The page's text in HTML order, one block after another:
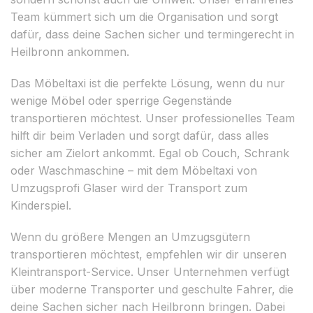
Team kümmert sich um die Organisation und sorgt
dafür, dass deine Sachen sicher und termingerecht in
Heilbronn ankommen.
Das Möbeltaxi ist die perfekte Lösung, wenn du nur
wenige Möbel oder sperrige Gegenstände
transportieren möchtest. Unser professionelles Team
hilft dir beim Verladen und sorgt dafür, dass alles
sicher am Zielort ankommt. Egal ob Couch, Schrank
oder Waschmaschine – mit dem Möbeltaxi von
Umzugsprofi Glaser wird der Transport zum
Kinderspiel.
Wenn du größere Mengen an Umzugsgütern
transportieren möchtest, empfehlen wir dir unseren
Kleintransport-Service. Unser Unternehmen verfügt
über moderne Transporter und geschulte Fahrer, die
deine Sachen sicher nach Heilbronn bringen. Dabei